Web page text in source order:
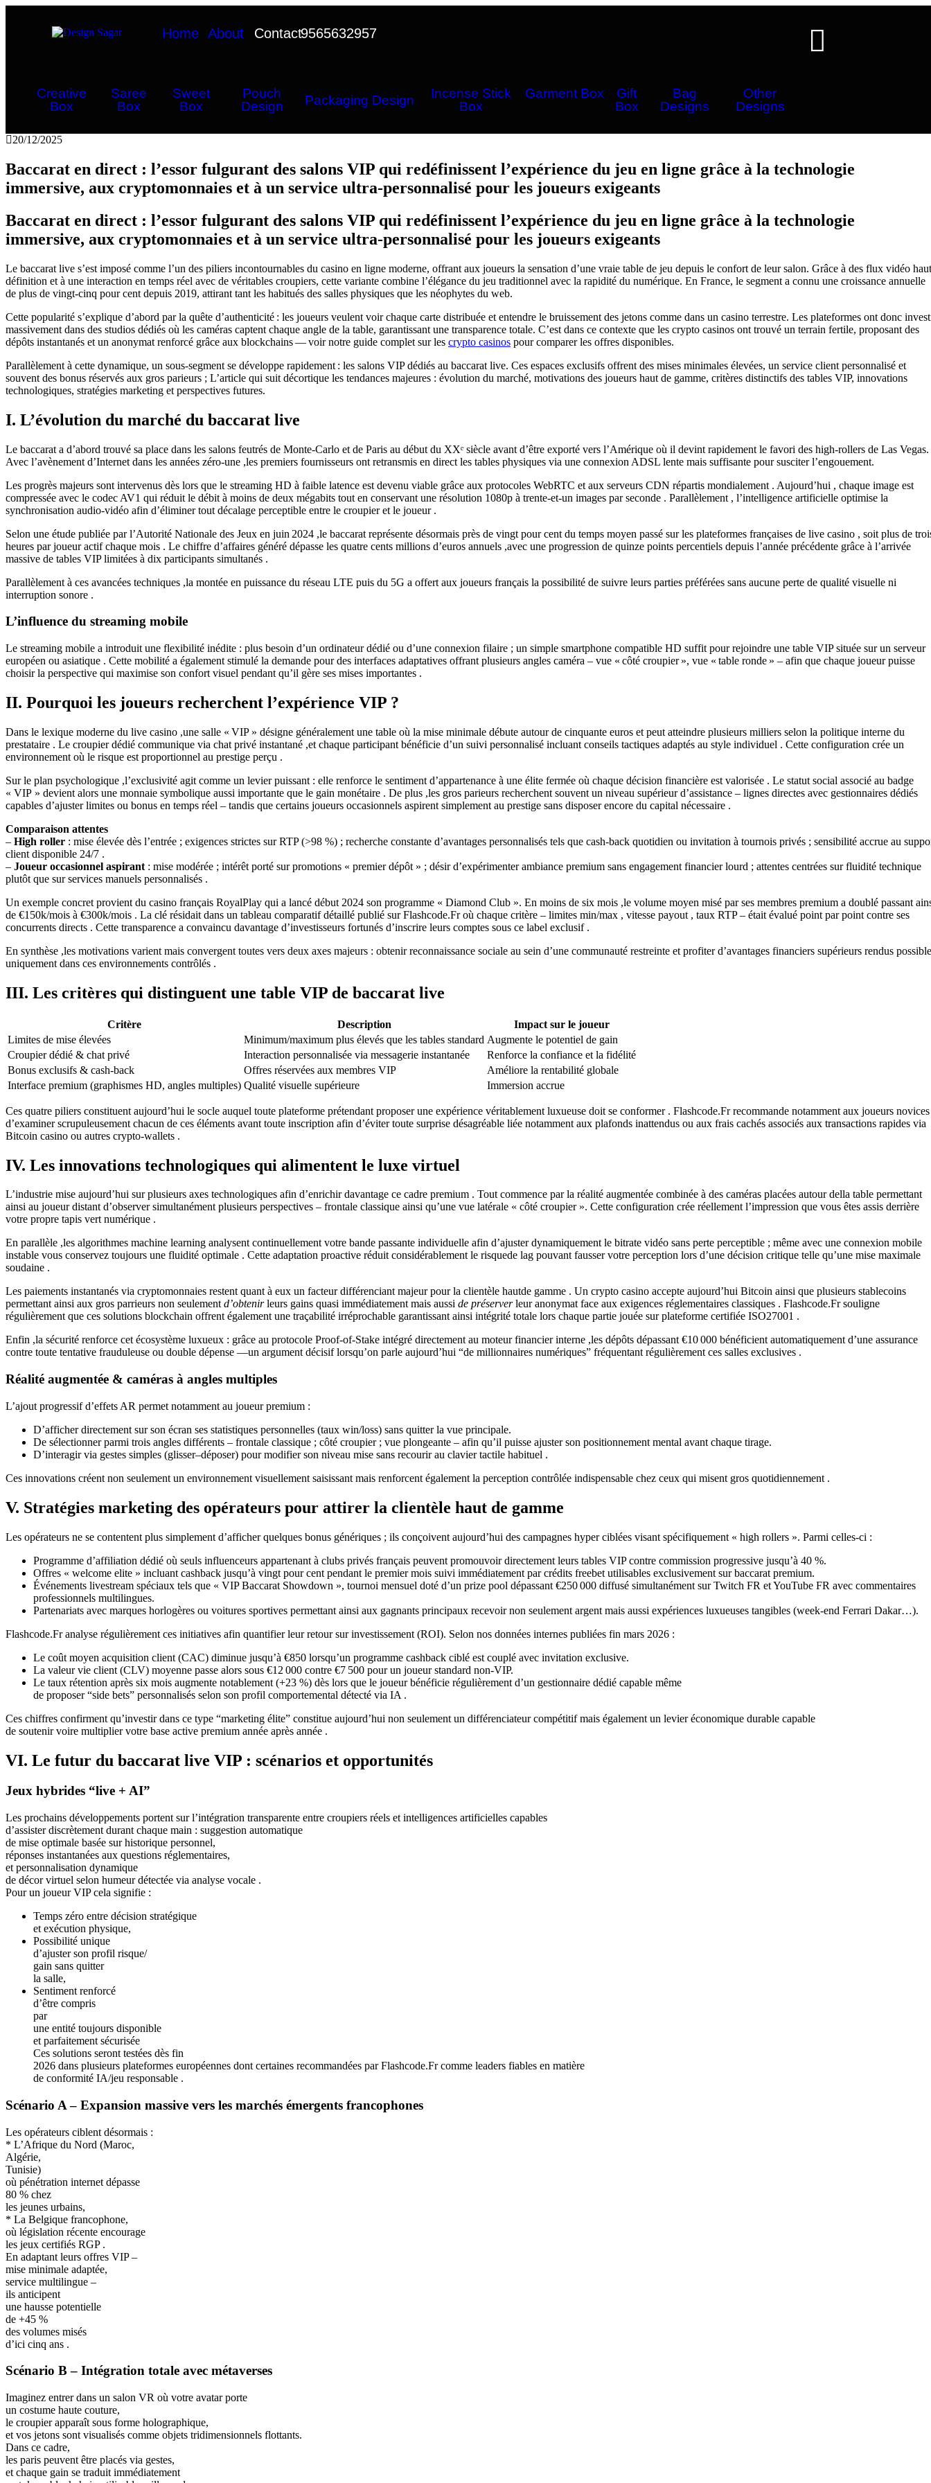
Home About Contact9565632957
Creative
Box
Saree
Box
Sweet
Box
Pouch
Design
Packaging Design
Incense Stick
Box
Garment Box
Gift
Box
Bag
Designs
Other
Designs
20/12/2025
Baccarat en direct : l’essor fulgurant des salons VIP qui redéfinissent l’expérience du jeu en ligne grâce à la technologie
immersive, aux cryptomonnaies et à un service ultra‑personnalisé pour les joueurs exigeants
Baccarat en direct : l’essor fulgurant des salons VIP qui redéfinissent l’expérience du jeu en ligne grâce à la technologie
immersive, aux cryptomonnaies et à un service ultra‑personnalisé pour les joueurs exigeants
Le baccarat live s’est imposé comme l’un des piliers incontournables du casino en ligne moderne, offrant aux joueurs la sensation d’une vraie table de jeu depuis le confort de leur salon. Grâce à des flux vidéo
définition et à une interaction en temps réel avec de véritables croupiers, cette variante combine l’élégance du jeu traditionnel avec la rapidité du numérique. En France, le segment a connu une croissance annuelle
de plus de vingt‑cinq pour cent depuis 2019, attirant tant les habitués des salles physiques que les néophytes du web.
Cette popularité s’explique d’abord par la quête d’authenticité : les joueurs veulent voir chaque carte distribuée et entendre le bruissement des jetons comme dans un casino terrestre. Les plateformes ont donc
massivement dans des studios dédiés où les caméras captent chaque angle de la table, garantissant une transparence totale. C’est dans ce contexte que les crypto casinos ont trouvé un terrain fertile, proposant des
dépôts instantanés et un anonymat renforcé grâce aux blockchains — voir notre guide complet sur les crypto casinos pour comparer les offres disponibles.
Parallèlement à cette dynamique, un sous‑segment se développe rapidement : les salons VIP dédiés au baccarat live. Ces espaces exclusifs offrent des mises minimales élevées, un service client personnalisé et
souvent des bonus réservés aux gros parieurs ; L’article qui suit décortique les tendances majeures : évolution du marché, motivations des joueurs haut de gamme, critères distinctifs des tables VIP, innovations
technologiques, stratégies marketing et perspectives futures.
I. L’évolution du marché du baccarat live
Le baccarat a d’abord trouvé sa place dans les salons feutrés de Monte‑Carlo et de Paris au début du XXᵉ siècle avant d’être exporté vers l’Amérique où il devint rapidement le favori des high‑rollers de Las Vegas.
Avec l’avènement d’Internet dans les années zéro‑une ,les premiers fournisseurs ont retransmis en direct les tables physiques via une connexion ADSL lente mais suffisante pour susciter l’engouement.
Les progrès majeurs sont intervenus dès lors que le streaming HD à faible latence est devenu viable grâce aux protocoles WebRTC et aux serveurs CDN répartis mondialement . Aujourd’hui , chaque image est
compressée avec le codec AV1 qui réduit le débit à moins de deux mégabits tout en conservant une résolution 1080p à trente‑et‑un images par seconde . Parallèlement , l’intelligence artificielle optimise la
synchronisation audio‑vidéo afin d’éliminer tout décalage perceptible entre le croupier et le joueur .
Selon une étude publiée par l’Autorité Nationale des Jeux en juin 2024 ,le baccarat représente désormais près de vingt pour cent du temps moyen passé sur les plateformes françaises de live casino , soit plus de
heures par joueur actif chaque mois . Le chiffre d’affaires généré dépasse les quatre cents millions d’euros annuels ,avec une progression de quinze points percentiels depuis l’année précédente grâce à l’arrivée
massive de tables VIP limitées à dix participants simultanés .
Parallèlement à ces avancées techniques ,la montée en puissance du réseau LTE puis du 5G a offert aux joueurs français la possibilité de suivre leurs parties préférées sans aucune perte de qualité visuelle ni
interruption sonore .
L’influence du streaming mobile
Le streaming mobile a introduit une flexibilité inédite : plus besoin d’un ordinateur dédié ou d’une connexion filaire ; un simple smartphone compatible HD suffit pour rejoindre une table VIP située sur un serveur
européen ou asiatique . Cette mobilité a également stimulé la demande pour des interfaces adaptatives offrant plusieurs angles caméra – vue « côté croupier », vue « table ronde » – afin que chaque joueur puisse
choisir la perspective qui maximise son confort visuel pendant qu’il gère ses mises importantes .
II. Pourquoi les joueurs recherchent l’expérience VIP ?
Dans le lexique moderne du live casino ,une salle « VIP » désigne généralement une table où la mise minimale débute autour de cinquante euros et peut atteindre plusieurs milliers selon la politique interne du
prestataire . Le croupier dédié communique via chat privé instantané ,et chaque participant bénéficie d’un suivi personnalisé incluant conseils tactiques adaptés au style individuel . Cette configuration crée un
environnement où le risque est proportionnel au prestige perçu .
Sur le plan psychologique ,l’exclusivité agit comme un levier puissant : elle renforce le sentiment d’appartenance à une élite fermée où chaque décision financière est valorisée . Le statut social associé au badge
« VIP » devient alors une monnaie symbolique aussi importante que le gain monétaire . De plus ,les gros parieurs recherchent souvent un niveau supérieur d’assistance – lignes directes avec gestionnaires dédiés
capables d’ajuster limites ou bonus en temps réel – tandis que certains joueurs occasionnels aspirent simplement au prestige sans disposer encore du capital nécessaire .
Comparaison attentes
– High roller : mise élevée dès l’entrée ; exigences strictes sur RTP (>98 %) ; recherche constante d’avantages personnalisés tels que cash‑back quotidien ou invitation à tournois privés ; sensibilité accrue au
client disponible 24/7 .
– Joueur occasionnel aspirant : mise modérée ; intérêt porté sur promotions « premier dépôt » ; désir d’expérimenter ambiance premium sans engagement financier lourd ; attentes centrées sur fluidité technique
plutôt que sur services manuels personnalisés .
Un exemple concret provient du casino français RoyalPlay qui a lancé début 2024 son programme « Diamond Club ». En moins de six mois ,le volume moyen misé par ses membres premium a doublé passant
de €150k/mois à €300k/mois . La clé résidait dans un tableau comparatif détaillé publié sur Flashcode.Fr où chaque critère – limites min/max , vitesse payout , taux RTP – était évalué point par point contre ses
concurrents directs . Cette transparence a convaincu davantage d’investisseurs fortunés d’inscrire leurs comptes sous ce label exclusif .
En synthèse ,les motivations varient mais convergent toutes vers deux axes majeurs : obtenir reconnaissance sociale au sein d’une communauté restreinte et profiter d’avantages financiers supérieurs rendus
uniquement dans ces environnements contrôlés .
III. Les critères qui distinguent une table VIP de baccarat live
Critère Description
Impact sur le joueur
Limites de mise élevées
Minimum/maximum plus élevés que les tables standard Augmente le potentiel de gain
Croupier dédié & chat privé
Interaction personnalisée via messagerie instantanée
Renforce la confiance et la fidélité
Bonus exclusifs & cash‑back
Offres réservées aux membres VIP
Améliore la rentabilité globale
Interface premium (graphismes HD, angles multiples) Qualité visuelle supérieure Immersion accrue
Ces quatre piliers constituent aujourd’hui le socle auquel toute plateforme prétendant proposer une expérience véritablement luxueuse doit se conformer . Flashcode.Fr recommande notamment aux joueurs novices
d’examiner scrupuleusement chacun de ces éléments avant toute inscription afin d’éviter toute surprise désagréable liée notamment aux plafonds inattendus ou aux frais cachés associés aux transactions rapides via
Bitcoin casino ou autres crypto‐wallets .
IV. Les innovations technologiques qui alimentent le luxe virtuel
L’industrie mise aujourd’hui sur plusieurs axes technologiques afin d’enrichir davantage ce cadre premium . Tout commence par la réalité augmentée combinée à des caméras placées autour della table permettant
ainsi au joueur distant d’observer simultanément plusieurs perspectives – frontale classique ainsi qu’une vue latérale « côté croupier ». Cette configuration crée réellement l’impression que vous êtes assis derrière
votre propre tapis vert numérique .
En parallèle ,les algorithmes machine learning analysent continuellement votre bande passante individuelle afin d’ajuster dynamiquement le bitrate vidéo sans perte perceptible ; même avec une connexion mobile
instable vous conservez toujours une fluidité optimale . Cette adaptation proactive réduit considérablement le risquede lag pouvant fausser votre perception lors d’une décision critique telle qu’une mise maximale
soudaine .
Les paiements instantanés via cryptomonnaies restent quant à eux un facteur différenciant majeur pour la clientèle hautde gamme . Un crypto casino accepte aujourd’hui Bitcoin ainsi que plusieurs stablecoins
permettant ainsi aux gros parrieurs non seulementd’obtenirleurs gains quasi immédiatement mais aussi de préserverleur anonymat face aux exigences réglementaires classiques . Flashcode.Fr souligne
régulièrement que ces solutions blockchain offrent également une traçabilité irréprochable garantissant ainsi intégrité totale lors chaque partie jouée sur plateforme certifiée ISO27001 .
Enfin ,la sécurité renforce cet écosystème luxueux : grâce au protocole Proof‑of‑Stake intégré directement au moteur financier interne ,les dépôts dépassant €10 000 bénéficient automatiquement d’une assurance
contre toute tentative frauduleuse ou double dépense —un argument décisif lorsqu’on parle aujourd’hui “de millionnaires numériques” fréquentant régulièrement ces salles exclusives .
Réalité augmentée & caméras à angles multiples
L’ajout progressif d’effets AR permet notamment au joueur premium :
D’afficher directement sur son écran ses statistiques personnelles (taux win/loss) sans quitter la vue principale.
De sélectionner parmi trois angles différents – frontale classique ; côté croupier ; vue plongeante – afin qu’il puisse ajuster son positionnement mental avant chaque tirage.
D’interagir via gestes simples (glisser–déposer) pour modifier son niveau mise sans recourir au clavier tactile habituel .
Ces innovations créent non seulement un environnement visuellement saisissant mais renforcent également la perception contrôlée indispensable chez ceux qui misent gros quotidiennement .
V. Stratégies marketing des opérateurs pour attirer la clientèle haut de gamme
Les opérateurs ne se contentent plus simplement d’afficher quelques bonus génériques ; ils conçoivent aujourd’hui des campagnes hyper ciblées visant spécifiquement « high rollers ». Parmi celles-ci :
Programme d’affiliation dédié où seuls influenceurs appartenant à clubs privés français peuvent promouvoir directement leurs tables VIP contre commission progressive jusqu’à 40 %.
Offres « welcome elite » incluant cashback jusqu’à vingt pour cent pendant le premier mois suivi immédiatement par crédits freebet utilisables exclusivement sur baccarat premium.
Événements livestream spéciaux tels que « VIP Baccarat Showdown », tournoi mensuel doté d’un prize pool dépassant €250 000 diffusé simultanément sur Twitch FR et YouTube FR avec commentaires
professionnels multilingues.
Partenariats avec marques horlogères ou voitures sportives permettant ainsi aux gagnants principaux recevoir non seulement argent mais aussi expériences luxueuses tangibles (week‑end Ferrari Dakar…).
Flashcode.Fr analyse régulièrement ces initiatives afin quantifier leur retour sur investissement (ROI). Selon nos données internes publiées fin mars 2026 :
Le coût moyen acquisition client (CAC) diminue jusqu’à €850 lorsqu’un programme cashback ciblé est couplé avec invitation exclusive.
La valeur vie client (CLV) moyenne passe alors sous €12 000 contre €7 500 pour un joueur standard non‐VIP.
Le taux rétention après six mois augmente notablement (+23 %) dès lors que le joueur bénéficie régulièrement d’un gestionnaire dédié capable même
de proposer “side bets” personnalisés selon son profil comportemental détecté via IA .
Ces chiffres confirment qu’investir dans ce type “marketing élite” constitue aujourd’hui non seulement un différenciateur compétitif mais également un levier économique durable capable
de soutenir voire multiplier votre base active premium année après année .
VI. Le futur du baccarat live VIP : scénarios et opportunités
Jeux hybrides “live + AI”
Les prochains développements portent sur l’intégration transparente entre croupiers réels et intelligences artificielles capables
d’assister discrètement durant chaque main : suggestion automatique
de mise optimale basée sur historique personnel,
réponses instantanées aux questions réglementaires,
et personnalisation dynamique
de décor virtuel selon humeur détectée via analyse vocale .
Pour un joueur VIP cela signifie :
Temps zéro entre décision stratégique
et exécution physique,
Possibilité unique
d’ajuster son profil risque/
gain sans quitter
la salle,
Sentiment renforcé
d’être compris
par
une entité toujours disponible
et parfaitement sécurisée
Ces solutions seront testées dès fin
2026 dans plusieurs plateformes européennes dont certaines recommandées par Flashcode.Fr comme leaders fiables en matière
de conformité IA/jeu responsable .
Scénario A – Expansion massive vers les marchés émergents francophones
Les opérateurs ciblent désormais :
* L’Afrique du Nord (Maroc,
Algérie,
Tunisie)
où pénétration internet dépasse
80 % chez
les jeunes urbains,
* La Belgique francophone,
où législation récente encourage
les jeux certifiés RGP .
En adaptant leurs offres VIP –
mise minimale adaptée,
service multilingue –
ils anticipent
une hausse potentielle
de +45 %
des volumes misés
d’ici cinq ans .
Scénario B – Intégration totale avec métaverses
Imaginez entrer dans un salon VR où votre avatar porte
un costume haute couture,
le croupier apparaît sous forme holographique,
et vos jetons sont visualisés comme objets tridimensionnels flottants.
Dans ce cadre,
les paris peuvent être placés via gestes,
et chaque gain se traduit immédiatement